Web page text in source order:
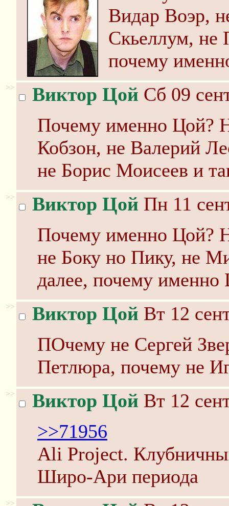
Видар Воэр,
Скьеллум, не
почему
>> Виктор Цой Сб 09
Почему именно Цой?
Кобзон, не Валерий
не Борис Моисеев и
>> Виктор Цой Пн 11
Почему именно Цой?
не Боку но Пику, не
далее, почему именно
>> Виктор Цой Вт 12
ПОчему не Сергей
Петлюра, почему не
>> Виктор Цой Вт 12
>>71956
Ali Project.
Широ-Ари периода
>>